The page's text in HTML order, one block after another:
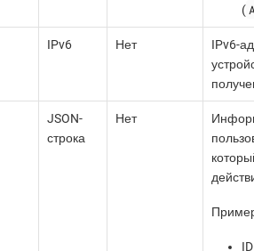
(
IPv6 Нет
IPv6-
JSON-
строка
Нет